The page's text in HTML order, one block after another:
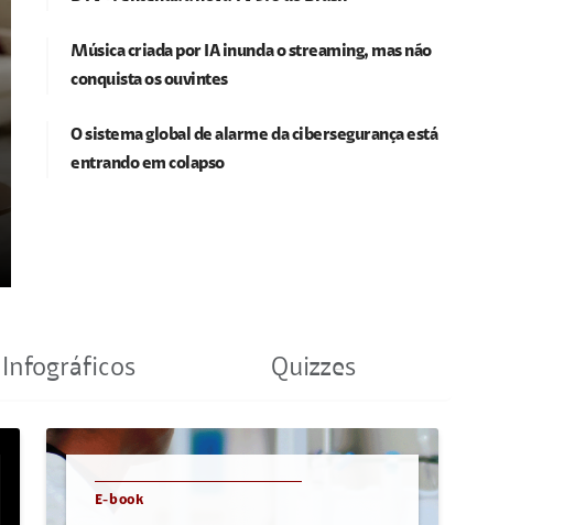
Música criada por IA inunda o streaming, mas não
conquista os ouvintes
O sistema global de alarme da cibersegurança está
entrando em colapso
Infográficos Quizzes
E-book